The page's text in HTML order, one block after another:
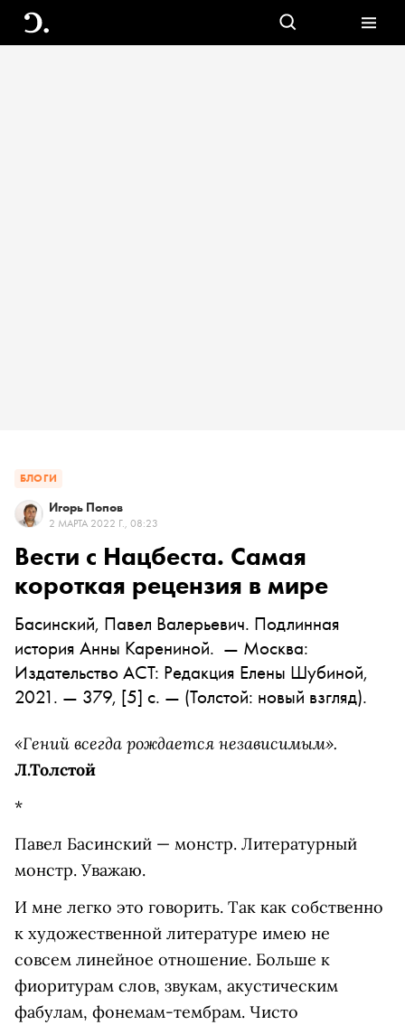
БЛОГИ
Игорь Попов
2 МАРТА 2022 Г., 08:23
Вести с Нацбеста. Самая
короткая рецензия в мире
Басинский, Павел Валерьевич. Подлинная
история Анны Карениной. — Москва:
Издательство АСТ: Редакция Елены Шубиной,
2021. — 379, [5] с. — (Толстой: новый взгляд).
«Гений всегда рождается независимым».
Л.Толстой
*
Павел Басинский — монстр. Литературный
монстр. Уважаю.
И мне легко это говорить. Так как собственно
к художественной литературе имею не
совсем линейное отношение. Больше к
фиоритурам слов, звукам, акустическим
фабулам, фонемам-тембрам. Чисто